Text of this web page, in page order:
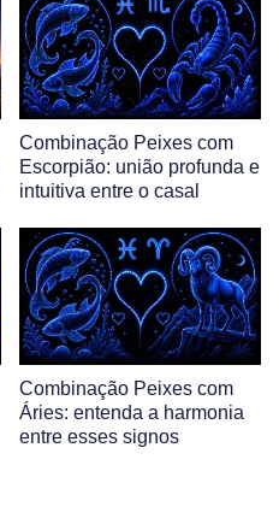
Combinação Peixes com
Escorpião: união profunda e
intuitiva entre o casal
Combinação Peixes com
Áries: entenda a harmonia
entre esses signos